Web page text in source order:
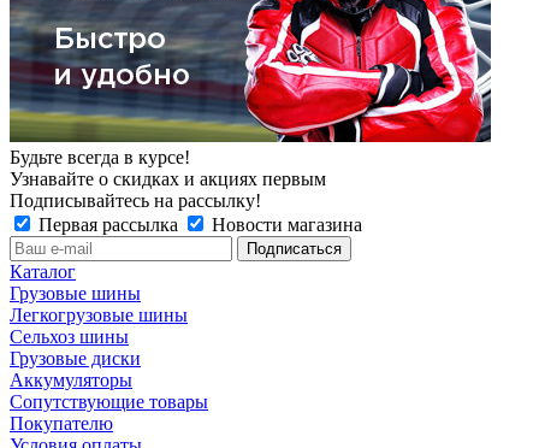
Будьте всегда в курсе!
Узнавайте о скидках и акциях первым
Подписывайтесь на рассылку!
Первая рассылка
Новости магазина
Каталог
Грузовые шины
Легкогрузовые шины
Сельхоз шины
Грузовые диски
Аккумуляторы
Сопутствующие товары
Покупателю